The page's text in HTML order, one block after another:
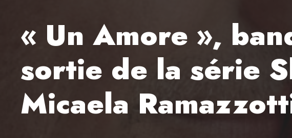
« Un Amore »,
sortie de la série
Micaela